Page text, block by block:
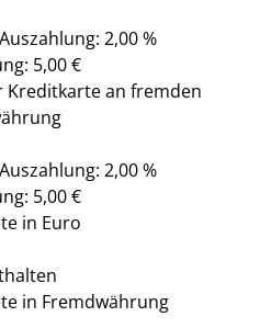
2,00 %
5,00 €
Kreditkarte an fremden
2,00 %
5,00 €
in Euro
in Fremdwährung